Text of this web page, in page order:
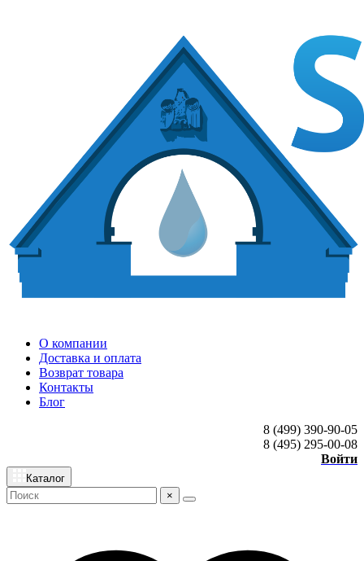
О компании
Доставка и оплата
Возврат товара
Контакты
Блог
8 (499) 390-90-05
8 (495) 295-00-08
Войти
Каталог
×